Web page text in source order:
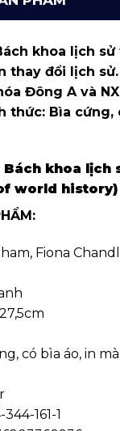
khoa lịch sử
thay đổi lịch
Đông A và
thức: Bìa cứng,
Bách khoa lịch
world history)
Fiona
có bìa áo, in
161-1